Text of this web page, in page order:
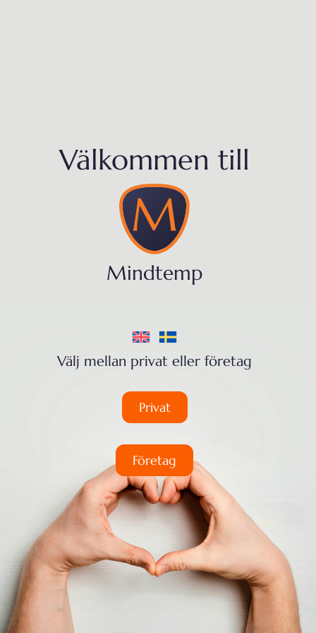
Välkommen till
Mindtemp
Välj mellan privat eller företag
Privat
Företag